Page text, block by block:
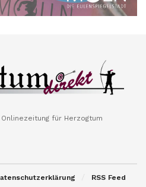
für Herzogtum
RSS Feed